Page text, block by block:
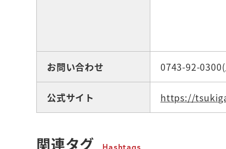
お問い合わせ 0743-92-
公式サイト https://
関連タグ Hashtags